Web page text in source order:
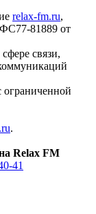
relax-fm.ru,
81889 от
связи,
.
Relax FM
41